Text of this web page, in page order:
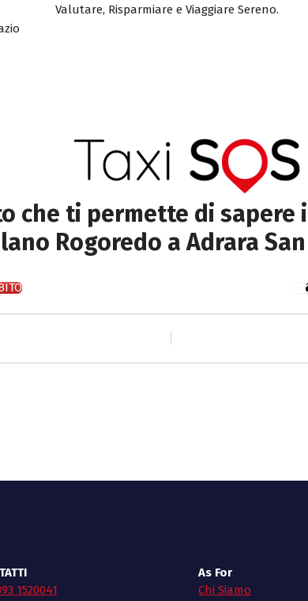
Valutare, Risparmiare e Viaggiare Sereno.
che ti permette di sapere
Rogoredo a Adrara
1520041
As For
Chi Siamo